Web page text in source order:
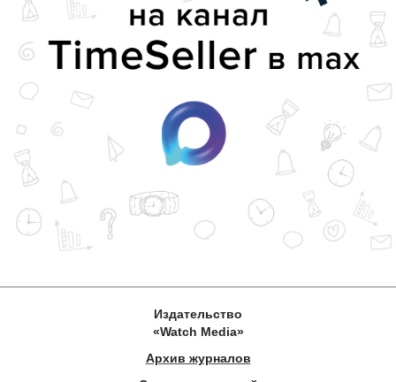
Издательство
«Watch Media»
Архив журналов